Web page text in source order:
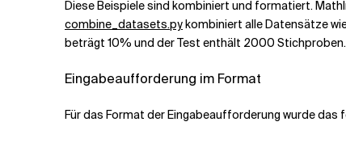
Diese Beispiele sind kombiniert und formatiert.
combine_datasets.pykombiniert alle Datensätze
beträgt 10% und der Test enthält 2000
Eingabeaufforderung im Format
Für das Format der Eingabeaufforderung wurde das